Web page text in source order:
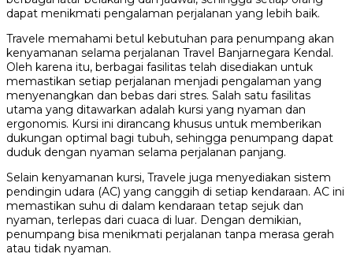
dapat menikmati pengalaman perjalanan yang lebih baik.
Travele memahami betul kebutuhan para penumpang akan
kenyamanan selama perjalanan Travel Banjarnegara Kendal.
Oleh karena itu, berbagai fasilitas telah disediakan untuk
memastikan setiap perjalanan menjadi pengalaman yang
menyenangkan dan bebas dari stres. Salah satu fasilitas
utama yang ditawarkan adalah kursi yang nyaman dan
ergonomis. Kursi ini dirancang khusus untuk memberikan
dukungan optimal bagi tubuh, sehingga penumpang dapat
duduk dengan nyaman selama perjalanan panjang.
Selain kenyamanan kursi, Travele juga menyediakan sistem
pendingin udara (AC) yang canggih di setiap kendaraan. AC ini
memastikan suhu di dalam kendaraan tetap sejuk dan
nyaman, terlepas dari cuaca di luar. Dengan demikian,
penumpang bisa menikmati perjalanan tanpa merasa gerah
atau tidak nyaman.